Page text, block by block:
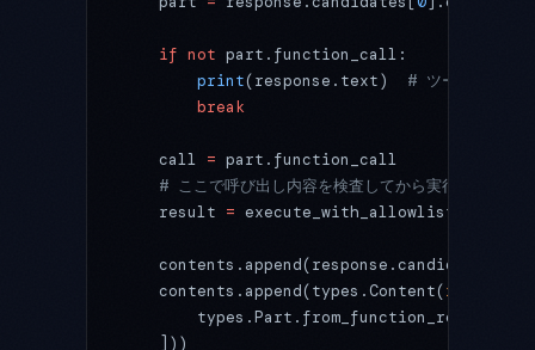
    if
not part.function_call:
        print
(response.text) # ツール提案が
        break
    call
= part.function_call
    # ここで呼び出し内容を検査してから実行します
    result
=
    contents.append(response.candidates[
    contents.append(types.Content(
role
        types.Part.from_function_response(
    ]))